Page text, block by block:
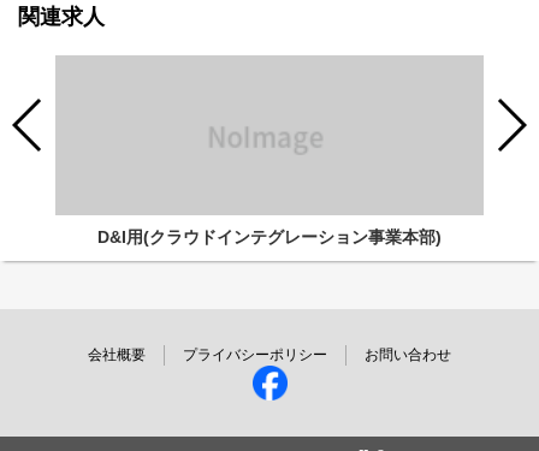
関連求人
D&I用(クラウドインテグレーション事業本部)
会社概要 プライバシーポリシー お問い合わせ